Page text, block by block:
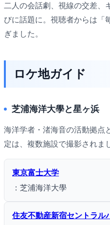
二人の会話劇、視線の交差、
びに話題に。視聴者からは「
ぎました。
ロケ地ガイド
芝浦海洋大學と星ヶ浜
海洋学者・渚海音の活動拠点
定は、複数施設で撮影されま
東京富士大学
：芝浦海洋大學
住友不動産新宿セントラル